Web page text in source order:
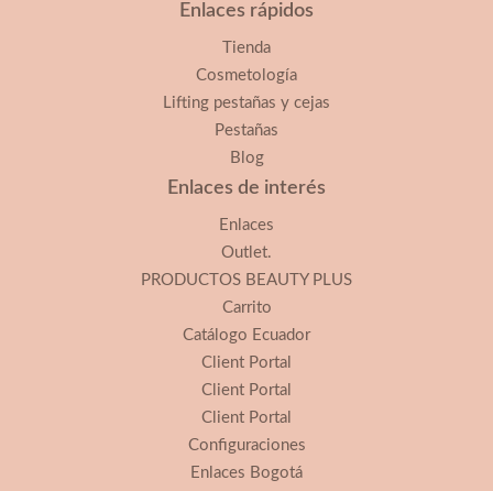
Enlaces rápidos
Tienda
Cosmetología
Lifting pestañas y cejas
Pestañas
Blog
Enlaces de interés
Enlaces
Outlet.
PRODUCTOS BEAUTY PLUS
Carrito
Catálogo Ecuador
Client Portal
Client Portal
Client Portal
Configuraciones
Enlaces Bogotá